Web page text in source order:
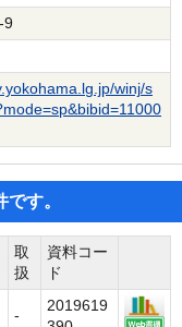
winj/s
す。
取
扱
資料コー
ド
-
2019619